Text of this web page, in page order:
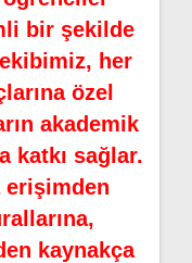
bir şekilde
her
özel
akademik
katkı sağlar.
erişimden
kaynakça